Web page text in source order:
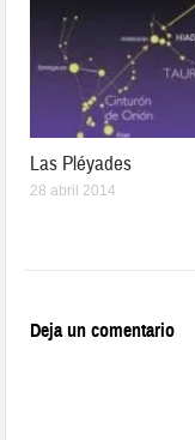
Las Pléyades
28 abril 2014
Deja un comentario